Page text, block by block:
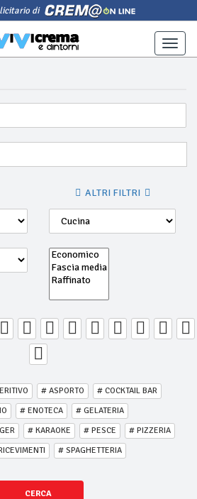
di
Toggle
ALTRI FILTRI
# ASPORTO
# COCKTAIL BAR
# ENOTECA
# GELATERIA
# KARAOKE # PESCE
# PIZZERIA
# SPAGHETTERIA
CERCA